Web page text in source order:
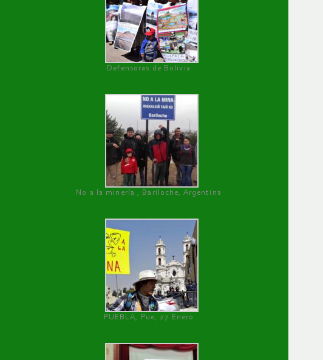
Defensoras de Bolivia
No a la minería , Bariloche, Argentina
PUEBLA, Pue, 27 Enero